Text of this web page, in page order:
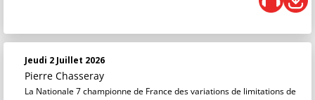
Jeudi 2 Juillet 2026
Pierre Chasseray
La Nationale 7 championne de France des variations de limitations de